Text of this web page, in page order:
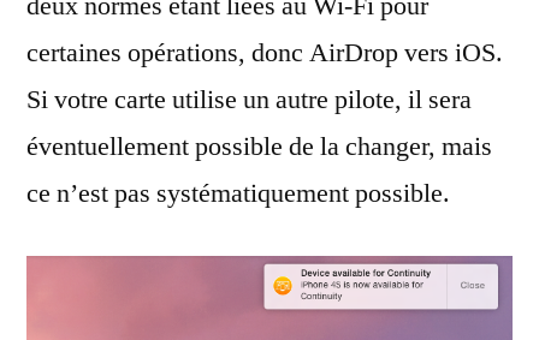
certaines opérations, donc AirDrop vers iOS.
Si votre carte utilise un autre pilote, il sera
éventuellement possible de la changer, mais
ce n’est pas systématiquement possible.